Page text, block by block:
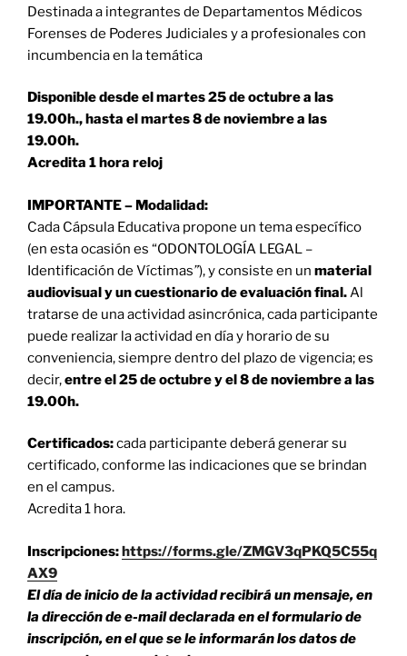
Destinada a integrantes de Departamentos Médicos
Forenses de Poderes Judiciales y a profesionales con
incumbencia en la temática
Disponible desde el martes 25 de octubre a las
19.00h., hasta el martes 8 de noviembre a las
19.00h.
Acredita 1 hora reloj
IMPORTANTE – Modalidad:
Cada Cápsula Educativa propone un tema específico
(en esta ocasión es “ODONTOLOGÍA LEGAL –
Identificación de Víctimas”), y consiste en un material
audiovisual y un cuestionario de evaluación final.Al
tratarse de una actividad asincrónica, cada participante
puede realizar la actividad en día y horario de su
conveniencia, siempre dentro del plazo de vigencia; es
decir,entre el 25 de octubre y el 8 de noviembre a las
19.00h.
Certificados:cada participante deberá generar su
certificado, conforme las indicaciones que se brindan
en el campus.
Acredita 1 hora.
Inscripciones:https://forms.gle/ZMGV3qPKQ5C55q
AX9
El día de inicio de la actividad recibirá un mensaje,en
la dirección de e-mail declarada en el formulario de
inscripción, en el quese le informarán los datos de